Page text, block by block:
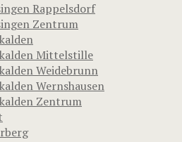
Rappelsdorf
Zentrum
Mittelstille
Weidebrunn
Wernshausen
Zentrum